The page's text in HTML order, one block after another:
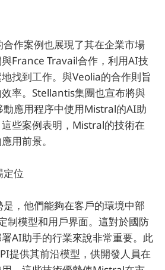
作案例也展現了其在企業市場
France Travail合作，利用AI技
找到工作。與Veolia的合作則旨
率。Stellantis集團也宣布將與
應用程序中使用Mistral的AI助
些案例表明，Mistral的技術在
用前景。
定位
，他們能夠在客戶的環境中部
制模型和用戶界面。這對於國防
AI助手的行業來說非常重要。此
提供其前沿模型，供開發人員在